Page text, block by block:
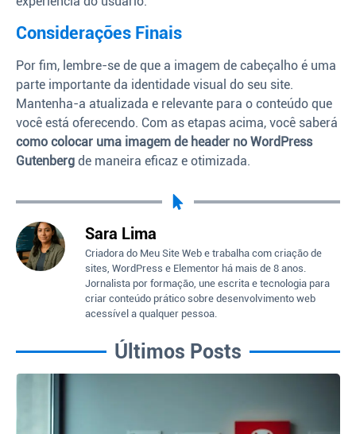
Considerações Finais
Por fim, lembre-se de que a imagem de cabeçalho é uma
parte importante da identidade visual do seu site.
Mantenha-a atualizada e relevante para o conteúdo que
você está oferecendo. Com as etapas acima, você saberá
como colocar uma imagem de header no WordPress
Gutenberg de maneira eficaz e otimizada.
Sara Lima
Criadora do Meu Site Web e trabalha com criação de
sites, WordPress e Elementor há mais de 8 anos.
Jornalista por formação, une escrita e tecnologia para
criar conteúdo prático sobre desenvolvimento web
acessível a qualquer pessoa.
Últimos Posts